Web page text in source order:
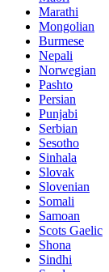
Marathi
Mongolian
Burmese
Nepali
Norwegian
Pashto
Persian
Punjabi
Serbian
Sesotho
Sinhala
Slovak
Slovenian
Somali
Samoan
Scots Gaelic
Shona
Sindhi